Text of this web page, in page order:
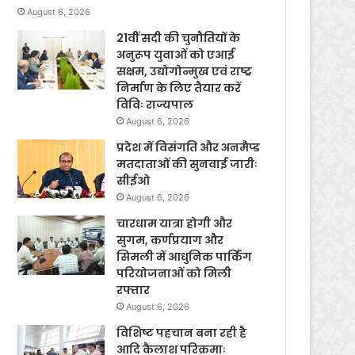
August 6, 2026
21वीं सदी की चुनौतियों के
अनुरूप युवाओं को एआई
सक्षम, उद्योगोन्मुख एवं राष्ट्र
निर्माण के लिए तैयार करें
विविः राज्यपाल
August 6, 2026
प्रदेश में विसंगति और अनमैप्ड
मतदाताओं की सुनवाई जारीः
सीईओ
August 6, 2026
चारधाम यात्रा होगी और
सुगम, कर्णप्रयाग और
सिमली में आधुनिक पार्किंग
परियोजनाओं को मिली
रफ्तार
August 6, 2026
विशिष्ट पहचान बना रही है
आदि कैलाश परिक्रमाः